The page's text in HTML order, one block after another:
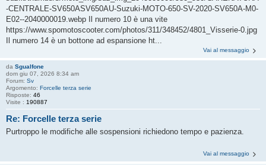
-CENTRALE-SV650ASV650AU-Suzuki-MOTO-650-SV-2020-SV650A-M0-
E02--2040000019.webp Il numero 10 è una vite
https://www.spomotoscooter.com/photos/311/348452/4801_Visserie-0.jpg
Il numero 14 è un bottone ad espansione ht...
Vai al messaggio
da Sgualfone
dom giu 07, 2026 8:34 am
Forum: Sv
Argomento: Forcelle terza serie
Risposte: 46
Visite : 190887
Re: Forcelle terza serie
Purtroppo le modifiche alle sospensioni richiedono tempo e pazienza.
Vai al messaggio